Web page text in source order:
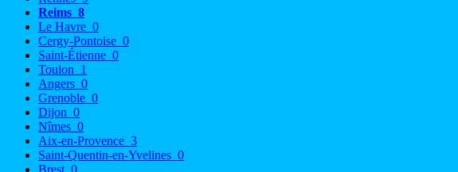
Reims 8
Le Havre 0
Cergy-Pontoise 0
Saint-Étienne 0
Toulon 1
Angers 0
Grenoble 0
Dijon 0
Nîmes 0
Aix-en-Provence 3
Saint-Quentin-en-Yvelines 0
Brest 0